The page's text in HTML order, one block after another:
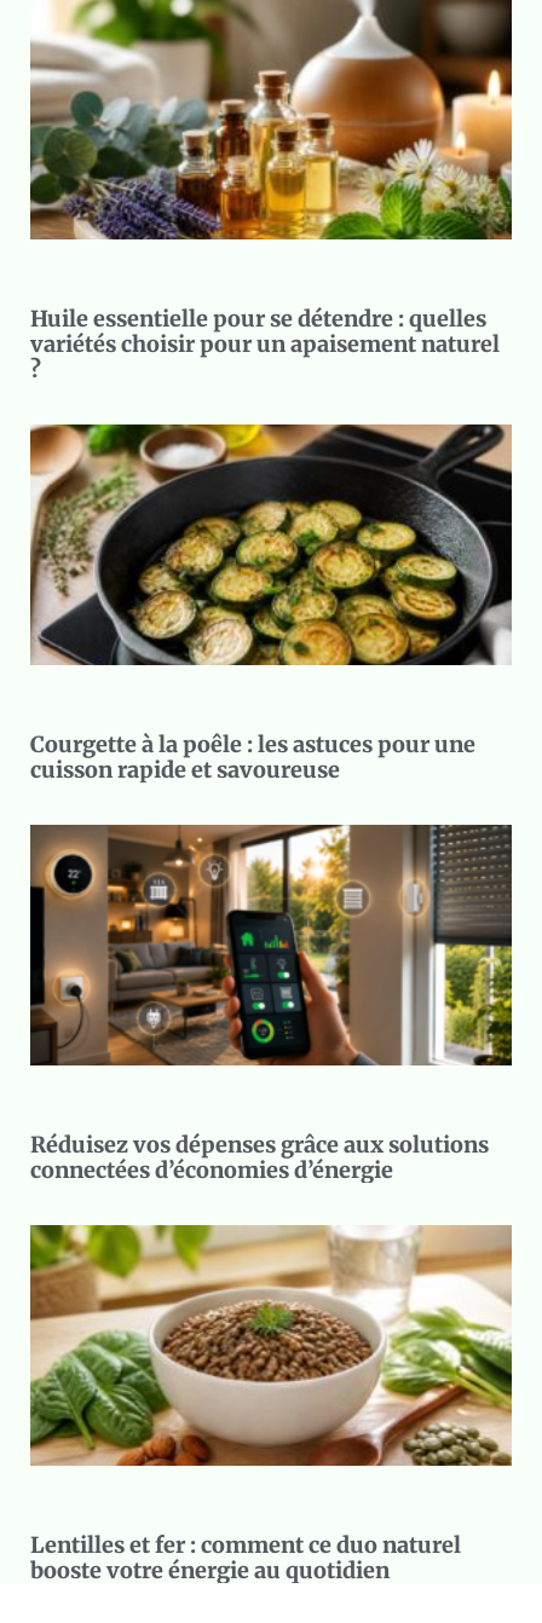
Huile essentielle pour se détendre : quelles
variétés choisir pour un apaisement naturel
?
Courgette à la poêle : les astuces pour une
cuisson rapide et savoureuse
Réduisez vos dépenses grâce aux solutions
connectées d’économies d’énergie
Lentilles et fer : comment ce duo naturel
booste votre énergie au quotidien